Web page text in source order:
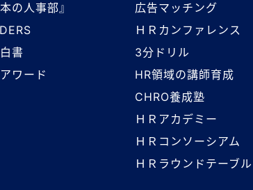
本の人事部』
書
ワード
広告マッチング
ＨＲカンファレンス
3分ドリル
HR領域の講師育成
CHRO養成塾
ＨＲアカデミー
ＨＲコンソーシアム
ＨＲラウンドテーブル